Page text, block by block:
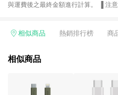
與運費後之最終金額進行計算。 ▐ 注意事項 (1) 部分服務及店家
Smart mobile、神腦生活、JS巨盛、
台灣樂天市場，並在同一瀏覽器於24小
市場 45 天內完成訂單出貨及結帳，則不符
使用APP、或中途瀏覽比價網、回饋
相似商品 熱銷排行榜 商
相似商品